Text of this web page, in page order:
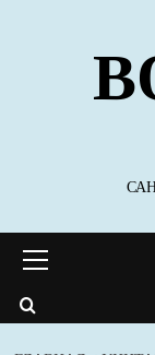
содержимому
меню